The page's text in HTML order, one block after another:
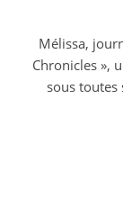
Mélissa,
Chronicles »,
sous toutes